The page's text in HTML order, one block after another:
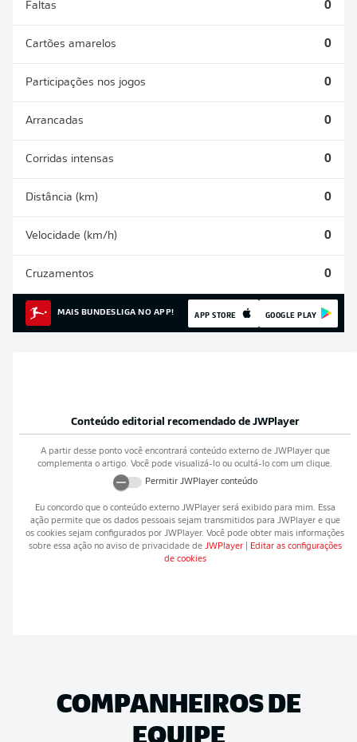
Faltas 0
Cartões amarelos 0
Participações nos jogos 0
Arrancadas 0
Corridas intensas 0
Distância (km) 0
Velocidade (km/h) 0
Cruzamentos 0
MAIS BUNDESLIGA NO APP! APP STORE GOOGLE PLAY
Conteúdo editorial recomendado de JWPlayer
A partir desse ponto você encontrará conteúdo externo de JWPlayerque
complementa o artigo. Você pode visualizá-lo ou ocultá-lo com um clique.
Permitir JWPlayerconteúdo
Eu concordo que o conteúdo externo JWPlayerserá exibido para mim. Essa
ação permite que os dados pessoais sejam transmitidos para JWPlayere que
os cookies sejam configurados por JWPlayer. Você pode obter mais informações
sobre essa ação no aviso de privacidade de JWPlayer
Editar as configurações
de cookies
COMPANHEIROS DE
EQUIPE